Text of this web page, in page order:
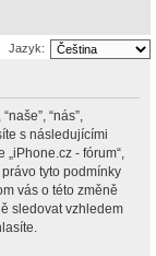
Jazyk:
“nás”,
s následujícími
- fórum“,
tyto podmínky
vás o této změně
sledovat vzhledem